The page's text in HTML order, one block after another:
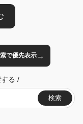
で優先表示→
る /
検索